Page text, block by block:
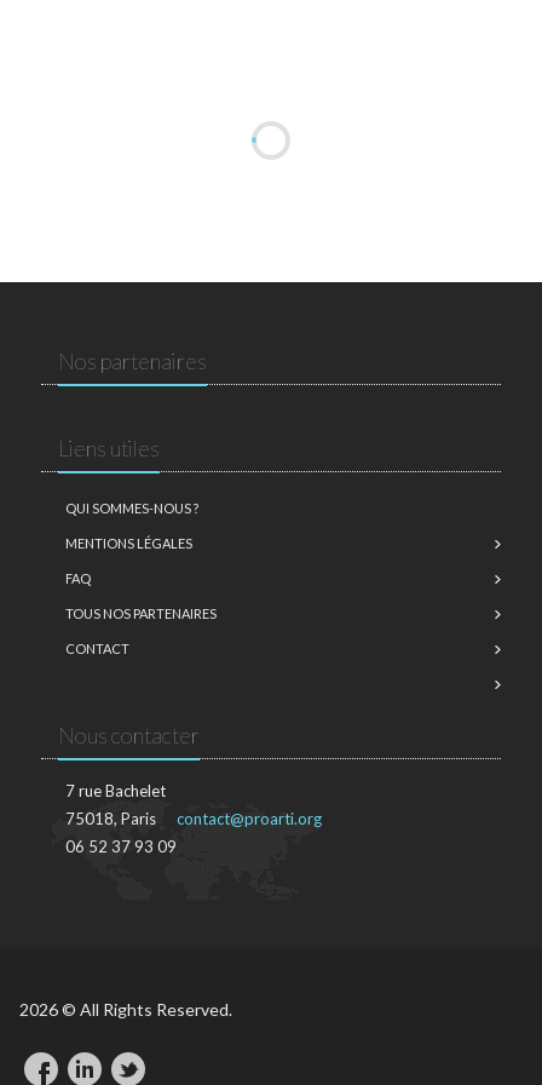
Nos partenaires
Liens utiles
QUI SOMMES-NOUS ?
MENTIONS LÉGALES
FAQ
TOUS NOS PARTENAIRES
CONTACT
Nous contacter
7 rue Bachelet
75018, Paris
06 52 37 93 09
contact@proarti.org
2026 © All Rights Reserved.